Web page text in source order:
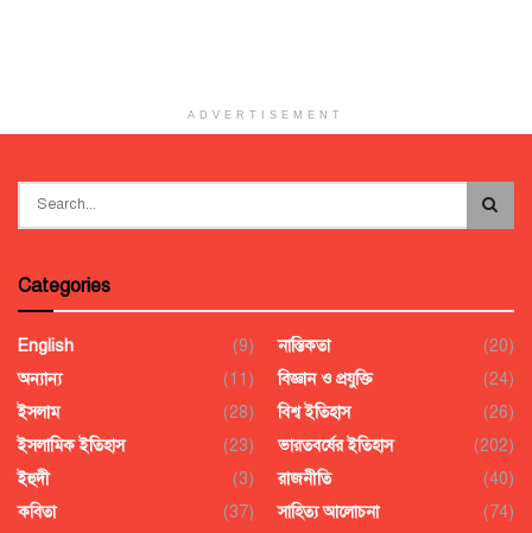
ADVERTISEMENT
Categories
English
(9)
অন্যান্য
(11)
ইসলাম
(28)
ইসলামিক ইতিহাস
(23)
ইহুদী
(3)
কবিতা
(37)
নাস্তিকতা
(20)
বিজ্ঞান ও প্রযুক্তি
(24)
বিশ্ব ইতিহাস
(26)
ভারতবর্ষের ইতিহাস
(202)
রাজনীতি
(40)
সাহিত্য আলোচনা
(74)